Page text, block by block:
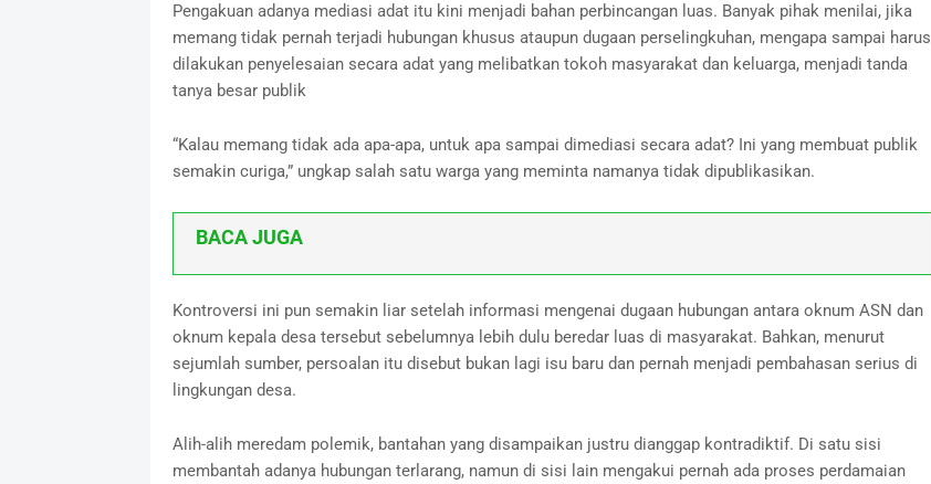
Pengakuan adanya mediasi adat itu kini menjadi bahan perbincangan luas. Banyak pihak menilai, jika
memang tidak pernah terjadi hubungan khusus ataupun dugaan perselingkuhan, mengapa sampai harus
dilakukan penyelesaian secara adat yang melibatkan tokoh masyarakat dan keluarga, menjadi tanda
tanya besar publik
“Kalau memang tidak ada apa-apa, untuk apa sampai dimediasi secara adat? Ini yang membuat publik
semakin curiga,” ungkap salah satu warga yang meminta namanya tidak dipublikasikan.
BACA JUGA
Kontroversi ini pun semakin liar setelah informasi mengenai dugaan hubungan antara oknum ASN dan
oknum kepala desa tersebut sebelumnya lebih dulu beredar luas di masyarakat. Bahkan, menurut
sejumlah sumber, persoalan itu disebut bukan lagi isu baru dan pernah menjadi pembahasan serius di
lingkungan desa.
Alih-alih meredam polemik, bantahan yang disampaikan justru dianggap kontradiktif. Di satu sisi
membantah adanya hubungan terlarang, namun di sisi lain mengakui pernah ada proses perdamaian